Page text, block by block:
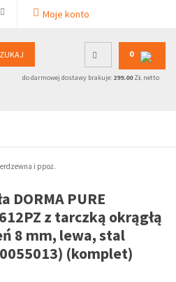
Moje konto
0
do darmowej dostawy brakuje: 299.00ZŁ netto
i ppoż.
DORMA PURE
z tarczką okrągłą
8 mm, lewa, stal
(komplet)